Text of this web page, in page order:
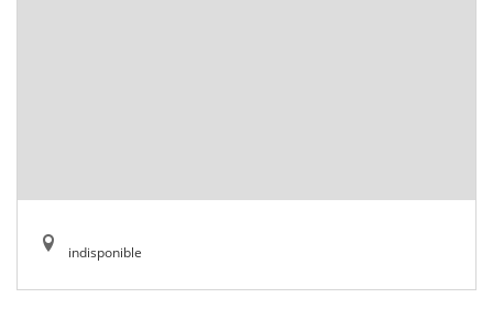
indisponible